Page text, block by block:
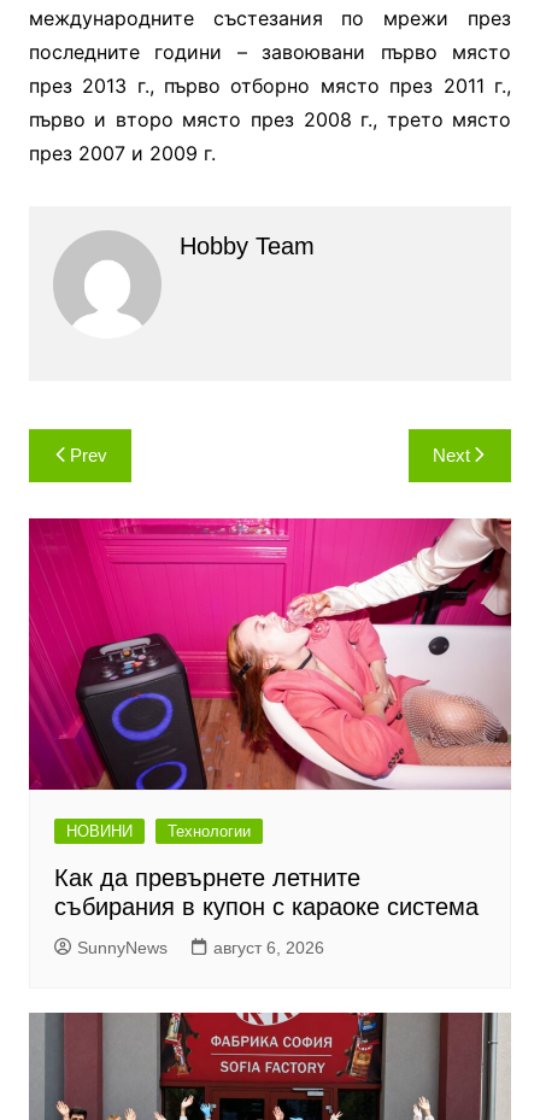
международните състезания по мрежи през
последните години – завоювани първо място
през 2013 г., първо отборно място през 2011 г.,
първо и второ място през 2008 г., трето място
през 2007 и 2009 г.
Hobby Team
Навигация
Prev Next
НОВИНИ Технологии
Как да превърнете летните
събирания в купон с караоке система
SunnyNews август 6, 2026